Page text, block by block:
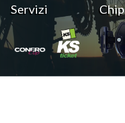
Servizi Chip